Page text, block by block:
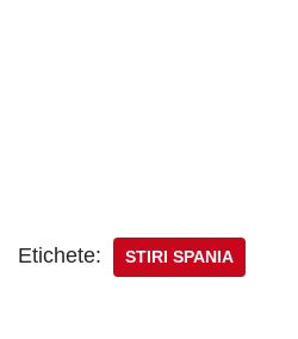
Etichete: STIRI SPANIA